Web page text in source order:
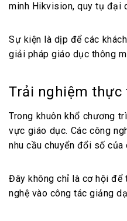
minh Hikvision, quy tụ đại
Sự kiện là dịp để các
giải pháp giáo dục thông
Trải nghiệm thực
Trong khuôn khổ chương
vực giáo dục. Các công
nhu cầu chuyển đổi số
Đây không chỉ là cơ hội để
nghệ vào công tác giảng